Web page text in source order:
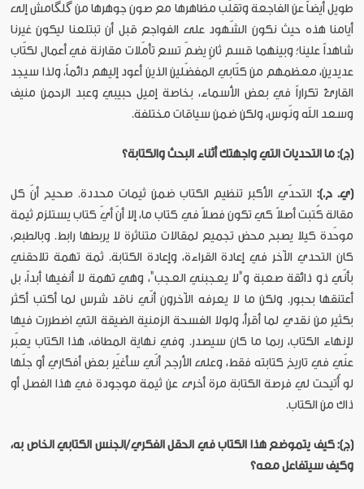
طويل أيضاً عن الفاجعة وتقلُّب مظاهرها مع صون جوهرها من گلگامش إلى
أيامنا هذه حيث نكون الشّهود على الفواجع قبل أن تبتلعنا ليكون غيرنا
شاهداً علينا؛ وبينهما قسم ثانٍ يضمّ تسع تأمّلات مقارنة في أعمال لكتّاب
عديدين، معظمهم من كتّابي المفضّلين الذين أعود إليهم دائماً، ولذا سيجد
القارئ تكراراً في بعض الأسماء، بخاصة إميل حبيبي وعبد الرحمن منيف
وسعد الله ونّوس، ولكن ضمن سياقات مختلفة.
(ج): ما التحديات التي واجهتك أثناء البحث والكتابة؟
(ي. ح.):التحدّي الأكبر تنظيم الكتاب ضمن ثيمات محددة. صحيح أنّ كل
مقالة كُتبت أصلاً كي تكون فصلاً في كتاب ما، إلا أنّ أيّ كتاب يستلزم ثيمة
موحّدة كيلا يصبح محض تجميع لمقالات متناثرة لا يربطها رابط. وبالطبع،
كان التحدي الآخر في إعادة القراءة، وإعادة الكتابة. ثمة تهمة تلاحقني
بأنّي ذو ذائقة صعبة و"لا يعجبني العجب"، وهي تهمة لا أنفيها أبداً، بل
أعتنقها بحبور. ولكن ما لا يعرفه الآخرون أنّي ناقد شرس لما أكتب أكثر
بكثير من نقدي لما أقرأ، ولولا الفسحة الزمنية الضيقة التي اضطررت فيها
لإنهاء الكتاب، ربما ما كان سيصدر. وفي نهاية المطاف، هذا الكتاب يعبّر
عنّي في تاريخ كتابته فقط، وعلى الأرجح أنّي سأغيّر بعض أفكاري أو جلّها
لو أُتيحت لي فرصة الكتابة مرة أخرى عن ثيمة موجودة في هذا الفصل أو
ذاك من الكتاب.
(ج): كيف يتموضع هذا الكتاب في الحقل الفكري/الجنس الكتابي الخاص به،
وكيف سيتفاعل معه؟